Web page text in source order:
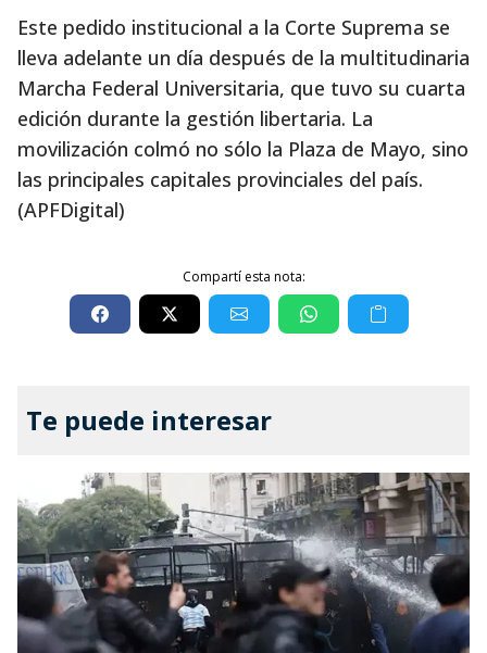
Este pedido institucional a la Corte Suprema se
lleva adelante un día después de la multitudinaria
Marcha Federal Universitaria, que tuvo su cuarta
edición durante la gestión libertaria. La
movilización colmó no sólo la Plaza de Mayo, sino
las principales capitales provinciales del país.
(APFDigital)
Compartí esta nota:
Te puede interesar